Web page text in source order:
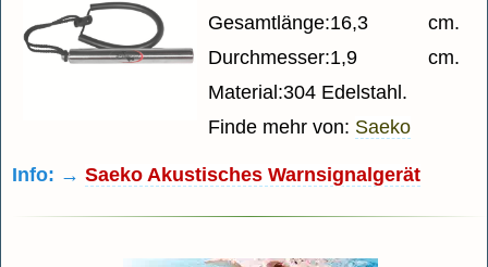
Gesamtlänge:16,3 cm.
Durchmesser:1,9 cm.
Material:304 Edelstahl.
Finde mehr von: Saeko
Info: → Saeko Akustisches Warnsignalgerät